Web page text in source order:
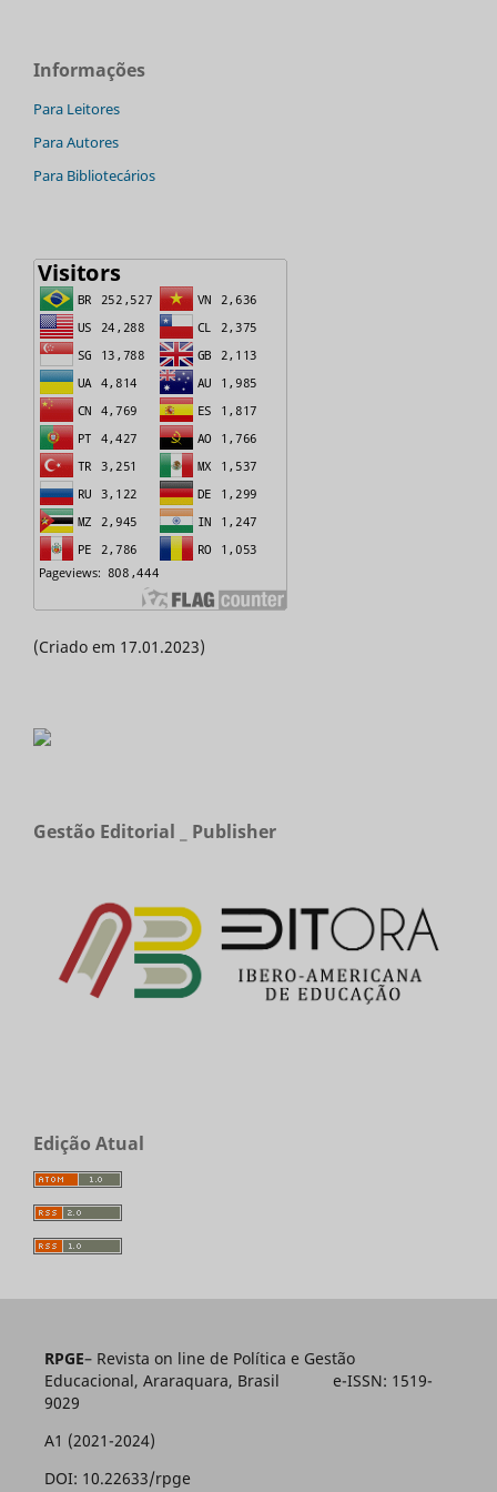
Informações
Para Leitores
Para Autores
Para Bibliotecários
(Criado em 17.01.2023)
Gestão Editorial _ Publisher
Edição Atual
RPGE– Revista on line de Política e Gestão
Educacional, Araraquara, Brasil e-ISSN: 1519-
9029
A1 (2021-2024)
DOI: 10.22633/rpge